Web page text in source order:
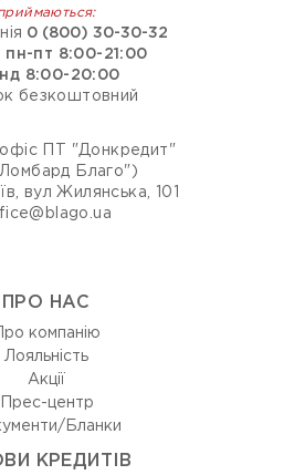
0 (800) 30-30-32
пн-пт 8:00-21:00
8:00-20:00
безкоштовний
офіс ПТ "Донкредит"
Благо")
вул Жилянська, 101
ПРО НАС
Про компанію
Лояльність
Акції
Прес-центр
Бланки
КРЕДИТІВ